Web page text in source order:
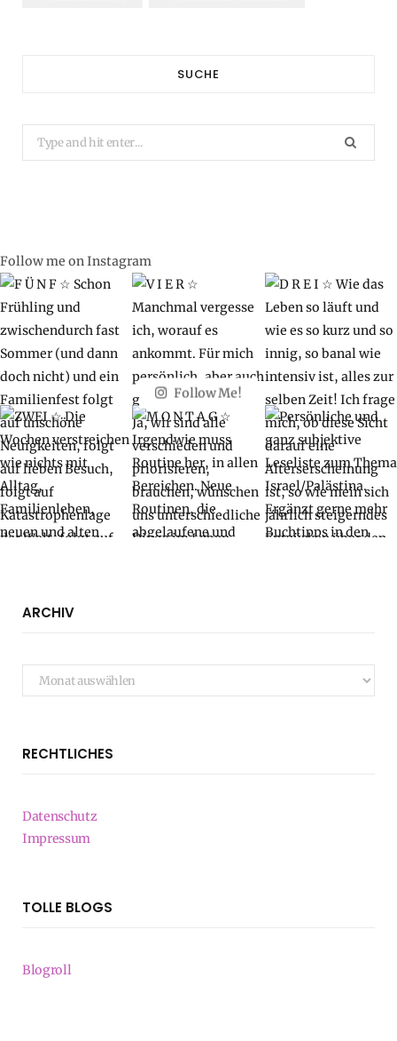
SUCHE
Search
for:
Follow me on Instagram
Follow Me!
ARCHIV
Archiv
RECHTLICHES
Datenschutz
Impressum
TOLLE BLOGS
Blogroll